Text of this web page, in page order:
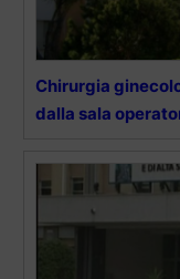
Chirurgia
dalla sala